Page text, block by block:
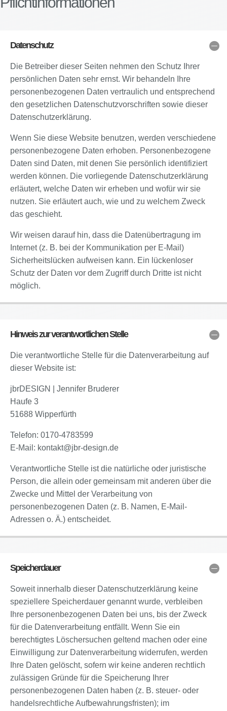
Datenschutz
Die Betreiber dieser Seiten nehmen den Schutz Ihrer
persönlichen Daten sehr ernst. Wir behandeln Ihre
personenbezogenen Daten vertraulich und entsprechend
den gesetzlichen Datenschutzvorschriften sowie dieser
Datenschutzerklärung.
Wenn Sie diese Website benutzen, werden verschiedene
personenbezogene Daten erhoben. Personenbezogene
Daten sind Daten, mit denen Sie persönlich identifiziert
werden können. Die vorliegende Datenschutzerklärung
erläutert, welche Daten wir erheben und wofür wir sie
nutzen. Sie erläutert auch, wie und zu welchem Zweck
das geschieht.
Wir weisen darauf hin, dass die Datenübertragung im
Internet (z. B. bei der Kommunikation per E-Mail)
Sicherheitslücken aufweisen kann. Ein lückenloser
Schutz der Daten vor dem Zugriff durch Dritte ist nicht
möglich.
Hinweis zur verantwortlichen Stelle
Die verantwortliche Stelle für die Datenverarbeitung auf
dieser Website ist:
jbrDESIGN | Jennifer Bruderer
Haufe 3
51688 Wipperfürth
Telefon: 0170-4783599
E-Mail: kontakt@jbr-design.de
Verantwortliche Stelle ist die natürliche oder juristische
Person, die allein oder gemeinsam mit anderen über die
Zwecke und Mittel der Verarbeitung von
personenbezogenen Daten (z. B. Namen, E-Mail-
Adressen o. Ä.) entscheidet.
Speicherdauer
Soweit innerhalb dieser Datenschutzerklärung keine
speziellere Speicherdauer genannt wurde, verbleiben
Ihre personenbezogenen Daten bei uns, bis der Zweck
für die Datenverarbeitung entfällt. Wenn Sie ein
berechtigtes Löschersuchen geltend machen oder eine
Einwilligung zur Datenverarbeitung widerrufen, werden
Ihre Daten gelöscht, sofern wir keine anderen rechtlich
zulässigen Gründe für die Speicherung Ihrer
personenbezogenen Daten haben (z. B. steuer- oder
handelsrechtliche Aufbewahrungsfristen); im